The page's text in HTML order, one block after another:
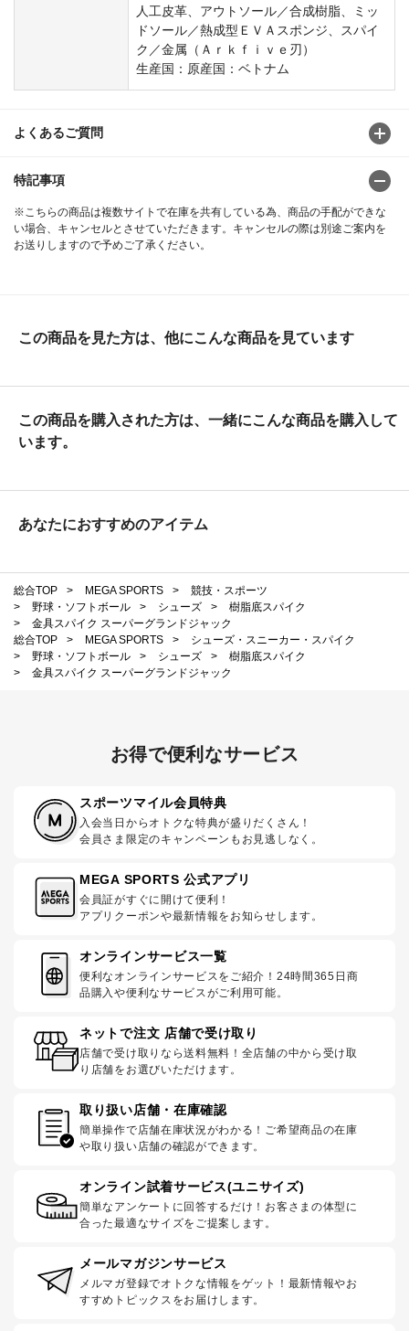
人工皮革、アウトソール／合成樹脂、ミッ
ドソール／熱成型ＥＶＡスポンジ、スパイ
ク／金属（Ａｒｋｆｉｖｅ刃）
生産国：原産国：ベトナム
よくあるご質問
特記事項
※こちらの商品は複数サイトで在庫を共有している為、商品の手配ができな
い場合、キャンセルとさせていただきます。キャンセルの際は別途ご案内を
お送りしますので予めご了承ください。
この商品を見た方は、他にこんな商品を見ています
この商品を購入された方は、一緒にこんな商品を購入して
います。
あなたにおすすめのアイテム
総合TOP > MEGA SPORTS >
競技・スポーツ
>
野球・ソフトボール > シューズ >
樹脂底スパイク
>
金具スパイク スーパーグランドジャック
総合TOP
> MEGA SPORTS >
シューズ・スニーカー・スパイク
>
野球・ソフトボール > シューズ >
樹脂底スパイク
>
金具スパイク スーパーグランドジャック
お得で便利なサービス
スポーツマイル会員特典
入会当日からオトクな特典が盛りだくさん！
会員さま限定のキャンペーンもお見逃しなく。
MEGA SPORTS 公式アプリ
会員証がすぐに開けて便利！
アプリクーポンや最新情報をお知らせします。
オンラインサービス一覧
便利なオンラインサービスをご紹介！24時間365日商
品購入や便利なサービスがご利用可能。
ネットで注文 店舗で受け取り
店舗で受け取りなら送料無料！全店舗の中から受け取
り店舗をお選びいただけます。
取り扱い店舗・在庫確認
簡単操作で店舗在庫状況がわかる！ご希望商品の在庫
や取り扱い店舗の確認ができます。
オンライン試着サービス(ユニサイズ)
簡単なアンケートに回答するだけ！お客さまの体型に
合った最適なサイズをご提案します。
メールマガジンサービス
メルマガ登録でオトクな情報をゲット！最新情報やお
すすめトピックスをお届けします。